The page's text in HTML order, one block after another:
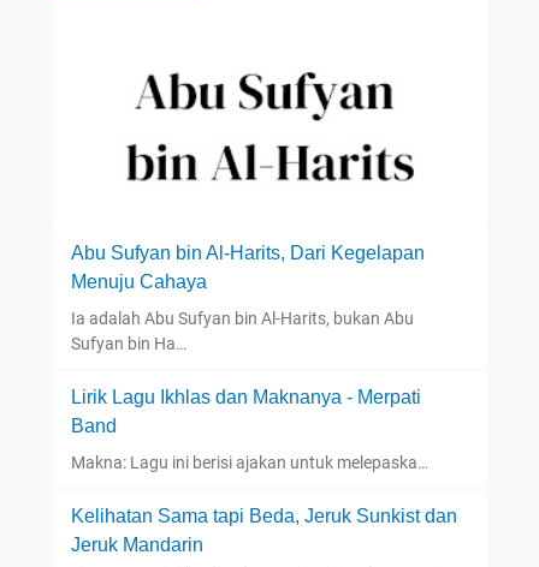
Abu Sufyan bin Al-Harits, Dari Kegelapan
Menuju Cahaya
Ia adalah Abu Sufyan bin Al-Harits, bukan Abu
Sufyan bin Ha…
Lirik Lagu Ikhlas dan Maknanya - Merpati
Band
Makna: Lagu ini berisi ajakan untuk melepaska…
Kelihatan Sama tapi Beda, Jeruk Sunkist dan
Jeruk Mandarin